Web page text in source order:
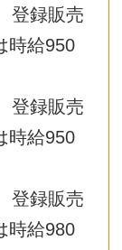
登録販売
時給950
登録販売
時給950
登録販売
時給980